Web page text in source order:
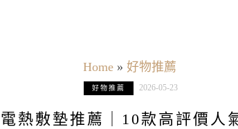
Home» 好物推薦
好物推薦 2026-05-23
電熱敷墊推薦｜10款高評價人